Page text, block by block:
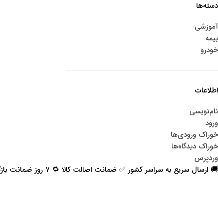
دسته‌ها
آموزشی
بیمه
خودرو
اطلاعات
نام‌نویسی
ورود
خوراک ورودی‌ها
خوراک دیدگاه‌ها
وردپرس
🚚 ارسال سریع به سراسر کشور ✅ ضمانت اصالت کالا 🔁 ۷ روز ضمانت بازگشت 📞 پشتیبانی واقعی